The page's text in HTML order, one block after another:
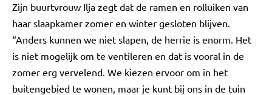
Zijn buurtvrouw Ilja zegt dat de ramen en rolluiken van
haar slaapkamer zomer en winter gesloten blijven.
“Anders kunnen we niet slapen, de herrie is enorm. Het
is niet mogelijk om te ventileren en dat is vooral in de
zomer erg vervelend. We kiezen ervoor om in het
buitengebied te wonen, maar je kunt bij ons in de tuin